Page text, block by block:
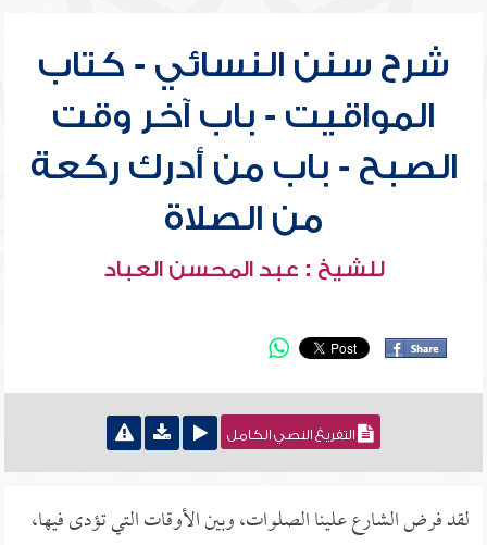
شرح سنن النسائي - كتاب
المواقيت - باب آخر وقت
الصبح - باب من أدرك ركعة
من الصلاة
للشيخ : عبد المحسن العباد
التفريغ النصي الكامل
لقد فرض الشارع علينا الصلوات، وبين الأوقات التي تؤدى فيها،